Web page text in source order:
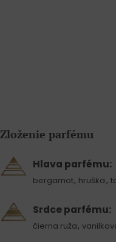
Zloženie parfému
Hlava parfému:
bergamot, hruška ,
Srdce parfému:
čierna ruža,